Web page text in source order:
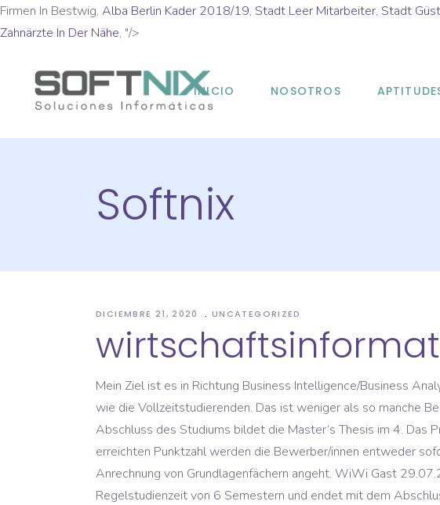
Firmen In Bestwig, Alba Berlin Kader 2018/19, Stadt Leer Mitarbeiter, Stadt
Zahnärzte In Der Nähe, "/>
INICIO NOSOTROS
Softnix
DICIEMBRE 21, 2020 UNCATEGORIZED
Mein Ziel ist es in Richtung Business Intelligence/Business Analytics zu arbeiten. Die Studierenden im Teilzeitstudium besuchen die gleichen Veranstaltungen wie die Vollzeitstudierenden. Das ist weniger als so manche Berufsausbildung. Mehr Informationen und die Möglichkeit zum Widerruf finden Sie unter. Den Abschluss des Studiums bildet die Master’s Thesis im 4. Das Programm wird auf deutsch und englisch in von vier Semestern unterrichtet. Je nach Höhe der erreichten Punktzahl werden die Bewerber/innen entweder sofort zugelassen, abgelehnt oder zu einem etwa Auswahlgespräch. TUM ist streng was Anrechnung von Grundlagenfächern angeht. WiWi Gast 29.07.2020. Das Studium "Wirtschaftsinformatik" an der staatlichen "TUM - TU München" hat eine Regelstudienzeit von 6 Semestern und endet mit dem Abschluss "Bachelor of Science". : +49 89-289-17508. Normalerweise sollte man an einer TU eher den Master anstreben. Den Status Ihrer Bewerbung können Sie jederzeit in Ihrem TUMonline Account einsehen. Die TUM legt in der Wirtschaftsinformatik einen Schwerpunkt auf die Informatikkompetenz. Jedoch empfiehlt es sich grundsätzlich, früh praktische Erfahrungen zu sammeln. Nun stehe ich vor der Entscheidung, ob ich den Master … Der Master­studien­gang ist verhältnismäßig klein. Je nach Ihrer Vorbildung und Herkunft benötigen wir eventuell noch weitere Bewerbungsunterlagen. Master geschafft und nun wollen Sie ins Berufsleben starten? nicht vollständig sind. *Studium der Betriebswirtschaftslehre mit Schwerpunkt Logistik, der Wirtschaftsinformatik, des Wirtschaftsingenieurwesens oder einer vergleichbaren Studienrichtung *Sehr gute Kenntnisse im Umgang mit den gängigen MS-Office Anwendungen *Idealerweise erste Erfahrungen mit SAP *Zuverlässige und strukturierte Arbeitsweise Wirtschaftsinformatik. Wenn Sie weiter wissenschaftlich arbeiten wollen, informieren Sie sich doch über eine Promotion an der TUM. Hier finden Sie eine Übersicht aller zulässigen Sprachnachweise. Studenten des Masterkurses qualifizieren sich für eine Vielzahl an Berufsmöglichkeiten in der Wirtschaft oder für eine akademische Laufbahn im Rahmen eines Doktorats. Wirtschaftsinformatik befasst sich sowohl mit den Grundlagen der Informatik, als auch denen der Wirtschaftswissenschaft. Coronavirus/COVID-19: Digitale Lehre im Lockdown +++ Mitarbeitende nach Möglichkeit im Homeoffice +++ www.tum.de/corona, Schwed. Nur wenn Sie eine Zulassung erhalten, müssen Sie für eine Immatrikulation zusätzlich einige Dokumente als beglaubigte Kopien in Papierform einreichen. Wenn Ihnen einzelne Dokumente für die Immatrikulation noch nicht vorliegen, dann können Sie diese bis 5 Wochen nach Vorlesungsbeginn nachreichen. Gerade in der heutigen Zeit ist der Bedarf nach Experten, die komplexe IT-Systeme und -Prozesse verstehen und diese effektiv im wirtschaftlichen Kontext gestalten können. Hierfür werden exklusiv für Studierende der Wirtschaftsinformatik … Wer die Digitalisierung mitgestalten will, sollte sich den neuen Studiengang Wirtschaftsinformatik des Karlsruher Institut für Technologie (KIT) ansehen. Auflagenfächer sind oft Mathe (Diskrete Strukturen, Lineare Algebra, A ... 5 . - 30.11. November Kosten pro Semester:DetailsUnterrichtssprache:deutsch und englischGeforderte Sprachnachweise:Deutsch- und EnglischnachweisStudienplan MSc WirtschaftsinformatikBewerbung und Zulassung, Unterlagen einreichen, im Gespräch überzeugen- Bewerben: So geht's, Büro: 01.10.053 E-Mail: winfo-master@in.tum.de Tel. Neben speziellen Master-Modulen der Wirtschaftsinformatik beinhaltet der Studiengang auch Module aus den Informatik- und BWL-Masterstudiengängen. Bewerbungsfrist für das Wintersemester: 01.01. "Eignungsverfahren". 1.000 Euro für den gesamten Studiengang: Studieninhalte: acht … Dort sehen Sie, ob wir Rückfragen zu Ihren Dokumenten haben, oder ob Sie einzelne Unterlagen noch ergänzen oder korrigieren müssen. Bitte aktivieren Sie JavaScript um